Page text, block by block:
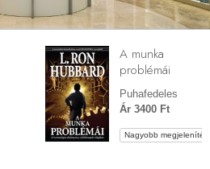
A munka
problémái
Puhafedeles
Ár 3400 Ft
Nagyobb megjelenítés